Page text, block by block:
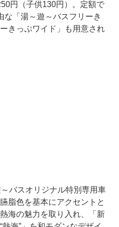
円（子供130円）。定額で
な「湯～遊～バスフリーき
きっぷワイド」も用意され
バスオリジナル特別専用車
脂色を基本にアクセントと
海の魅力を取り入れ、「新